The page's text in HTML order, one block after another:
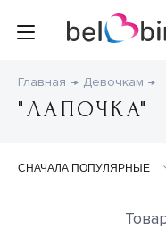
Главная Девочкам
"ЛАПОЧКА"